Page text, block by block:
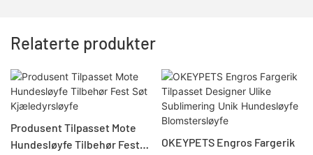
Relaterte produkter
Produsent Tilpasset Mote
Hundesløyfe Tilbehør Fest
OKEYPETS Engros Fargerik